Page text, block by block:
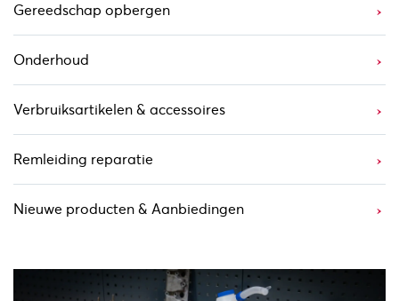
Gereedschap opbergen
Onderhoud
Verbruiksartikelen & accessoires
Remleiding reparatie
Nieuwe producten & Aanbiedingen